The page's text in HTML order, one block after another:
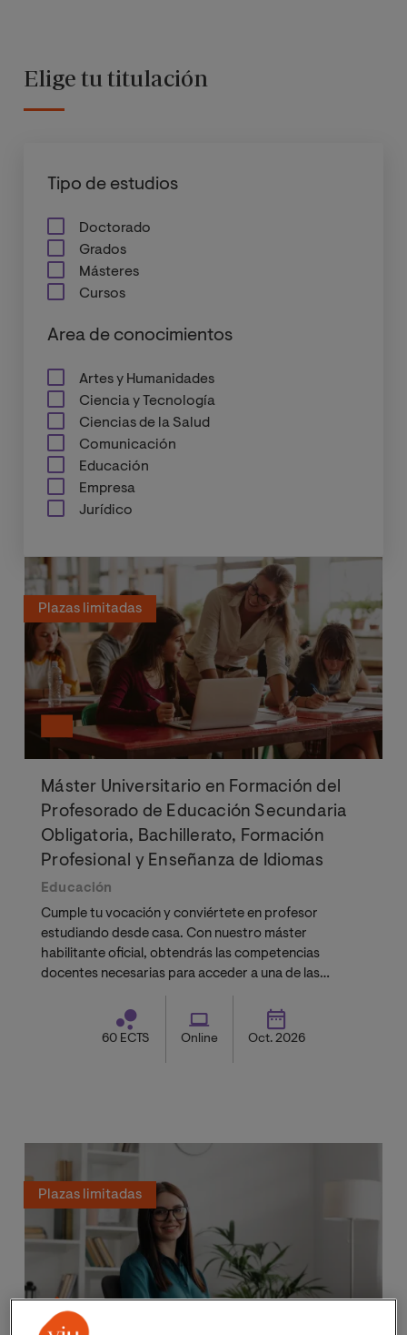
Elige tu titulación
Tipo de estudios
Doctorado
Grados
Másteres
Cursos
Area de conocimientos
Artes y Humanidades
Ciencia y Tecnología
Ciencias de la Salud
Comunicación
Educación
Empresa
Jurídico
Plazas limitadas
Máster Universitario en Formación del
Profesorado de Educación Secundaria
Obligatoria, Bachillerato, Formación
Profesional y Enseñanza de Idiomas
Educación
Cumple tu vocación y conviértete en profesor
estudiando desde casa. Con nuestro máster
habilitante oficial, obtendrás las competencias
docentes necesarias para acceder a una de las
profesiones más demandadas y con mayor impacto.
60 ECTS Online Oct. 2026
Plazas limitadas